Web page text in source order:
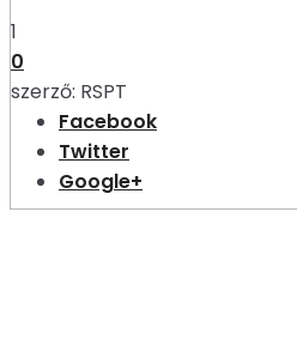
1
0
szerző: RSPT
Facebook
Twitter
Google+